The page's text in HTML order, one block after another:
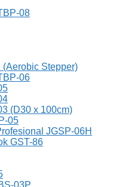
08
(Aerobic Stepper)
06
(D30 x 100cm)
05
JGSP-06H
GST-86
03P